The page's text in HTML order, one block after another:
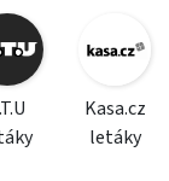
Kasa.cz
letáky